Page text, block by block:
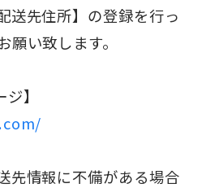
送先住所】の登録を行っ
い致します。
】
先情報に不備がある場合